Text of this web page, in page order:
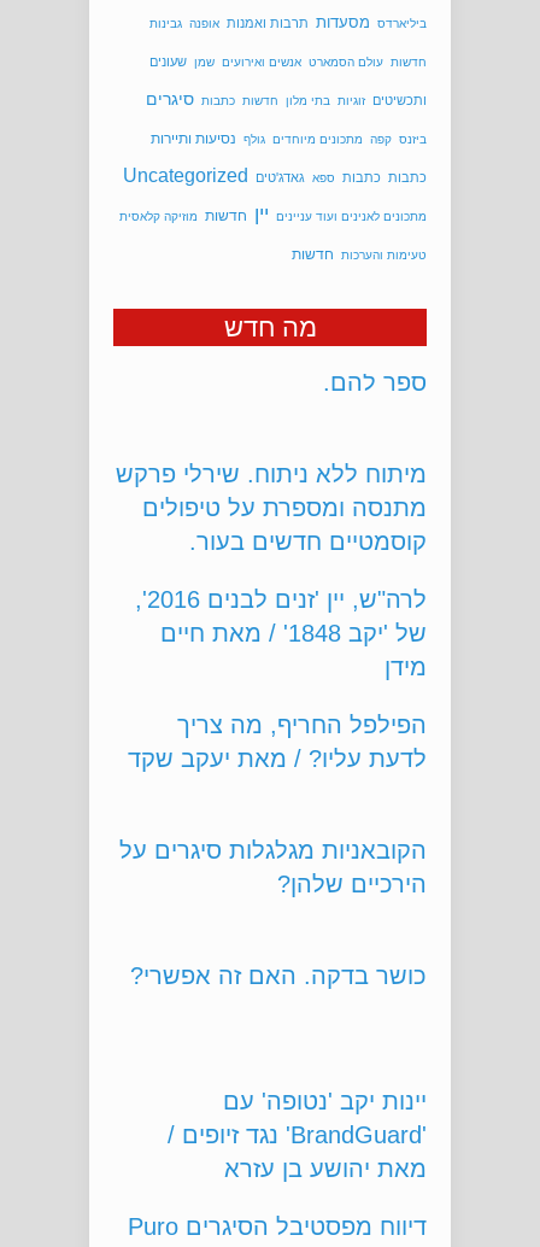
ביליארדס מסעדות תרבות ואמנות אופנה גבינות
חדשות עולם הסמארט אנשים ואירועים שמן שעונים
ותכשיטים זוגיות בתי מלון חדשות כתבות סיגרים
ביזנס קפה מתכונים מיוחדים גולף נסיעות ותיירות
כתבות כתבות ספא גאדג'טים Uncategorized
מתכונים לאנינים ועוד עניינים יין חדשות מוזיקה קלאסית
טעימות והערכות חדשות
מה חדש
נהנית? גם חבריך רוצים. נא
ספר להם.
מתנסה ומספרת על טיפולים
קוסמטיים חדשים בעור.
של 'יקב 1848' / מאת חיים
מידן
לדעת עליו? / מאת יעקב שקד
הירכיים שלהן?
'BrandGuard' נגד זיופים /
מאת יהושע בן עזרא
Sabor בניקרגוָ'ה